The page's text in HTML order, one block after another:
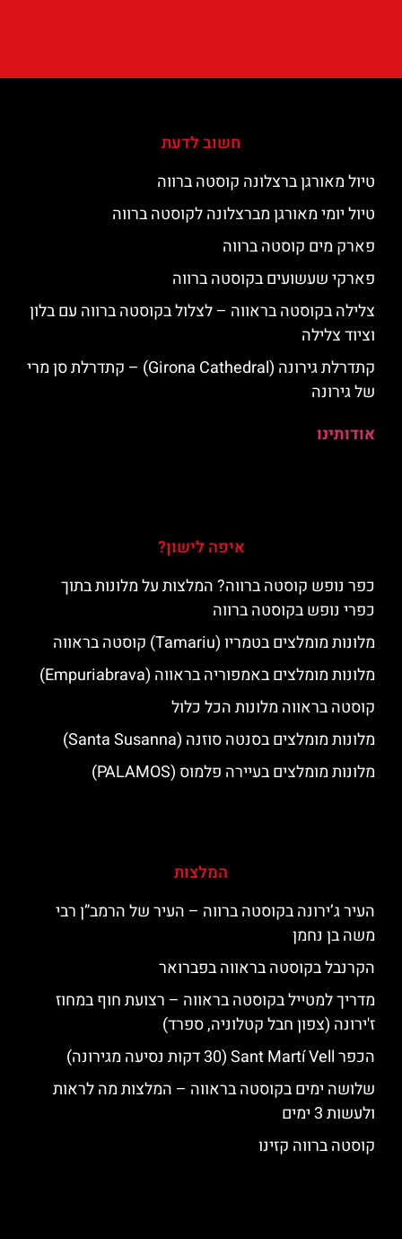
חשוב לדעת
טיול מאורגן ברצלונה קוסטה ברווה
טיול יומי מאורגן מברצלונה לקוסטה ברווה
פארק מים קוסטה ברווה
פארקי שעשועים בקוסטה ברווה
צלילה בקוסטה בראווה – לצלול בקוסטה ברווה עם בלון
וציוד צלילה
קתדרלת גירונה (Girona Cathedral) – קתדרלת סן מרי
של גירונה
אודותינו
איפה לישון?
כפר נופש קוסטה ברווה? המלצות על מלונות בתוך
כפרי נופש בקוסטה ברווה
מלונות מומלצים בטמריו (Tamariu) קוסטה בראווה
מלונות מומלצים באמפוריה בראווה (Empuriabrava)
קוסטה בראווה מלונות הכל כלול
מלונות מומלצים בסנטה סוזנה (Santa Susanna)
מלונות מומלצים בעיירה פלמוס (PALAMOS)
המלצות
העיר ג’ירונה בקוסטה ברווה – העיר של הרמב”ן רבי
משה בן נחמן
הקרנבל בקוסטה בראווה בפברואר
מדריך למטייל בקוסטה בראווה – רצועת חוף במחוז
ז'ירונה (צפון חבל קטלוניה, ספרד)
הכפר Sant Martí Vell (30 דקות נסיעה מגירונה)
שלושה ימים בקוסטה בראווה – המלצות מה לראות
ולעשות 3 ימים
קוסטה ברווה קזינו